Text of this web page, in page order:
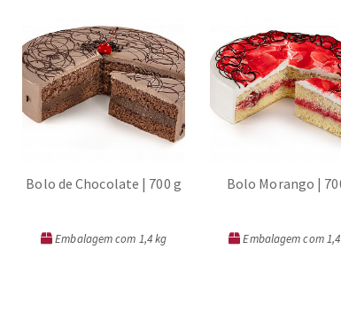
Bolo de Chocolate | 700 g
Embalagem com 1,4 kg
Bolo Morango |
Embalagem com